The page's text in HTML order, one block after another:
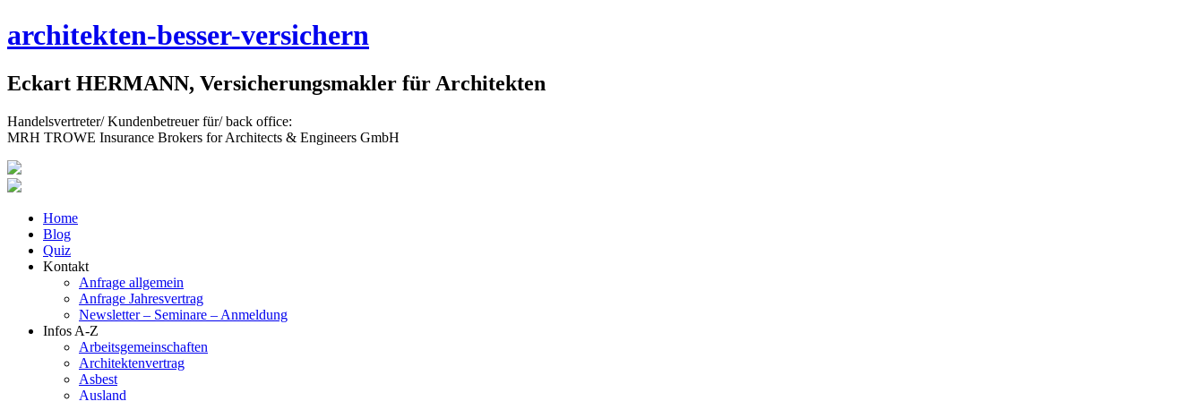
to
architekten-besser-versichern
Eckart HERMANN, Versicherungsmakler für Architekten
Handelsvertreter/ Kundenbetreuer für/ back office:
MRH TROWE Insurance Brokers for Architects & Engineers GmbH
Home
Blog
Quiz
Kontakt
Anfrage allgemein
Anfrage Jahresvertrag
Newsletter – Seminare – Anmeldung
Infos A-Z
Arbeitsgemeinschaften
Architektenvertrag
Asbest
Ausland